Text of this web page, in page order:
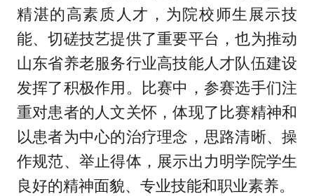
精湛的高素质人才，为院校师生展示技
能、切磋技艺提供了重要平台，也为推动
山东省养老服务行业高技能人才队伍建设
发挥了积极作用。比赛中，参赛选手们注
重对患者的人文关怀，体现了比赛精神和
以患者为中心的治疗理念，思路清晰、操
作规范、举止得体，展示出力明学院学生
良好的精神面貌、专业技能和职业素养。